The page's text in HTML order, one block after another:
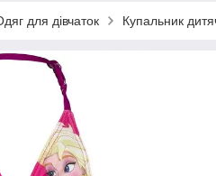
для дівчаток Купальник